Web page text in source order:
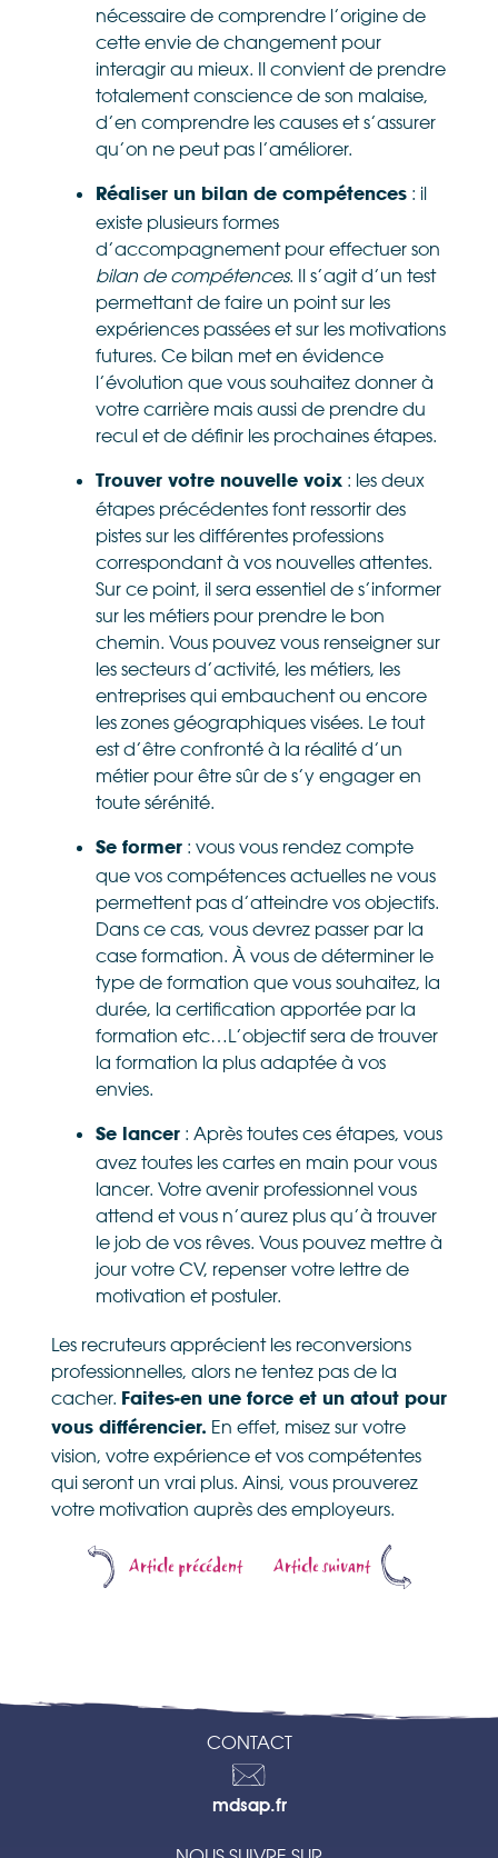
nécessaire de comprendre l’origine de
cette envie de changement pour
interagir au mieux. Il convient de prendre
totalement conscience de son malaise,
d’en comprendre les causes et s’assurer
qu’on ne peut pas l’améliorer.
Réaliser un bilan de compétences: il
existe plusieurs formes
d’accompagnement pour effectuer son
bilan de compétences. Il s’agit d’un test
permettant de faire un point sur les
expériences passées et sur les motivations
futures. Ce bilan met en évidence
l’évolution que vous souhaitez donner à
votre carrière mais aussi de prendre du
recul et de définir les prochaines étapes.
Trouver votre nouvelle voix: les deux
étapes précédentes font ressortir des
pistes sur les différentes professions
correspondant à vos nouvelles attentes.
Sur ce point, il sera essentiel de s’informer
sur les métiers pour prendre le bon
chemin. Vous pouvez vous renseigner sur
les secteurs d’activité, les métiers, les
entreprises qui embauchent ou encore
les zones géographiques visées. Le tout
est d’être confronté à la réalité d’un
métier pour être sûr de s’y engager en
toute sérénité.
Se former: vous vous rendez compte
que vos compétences actuelles ne vous
permettent pas d’atteindre vos objectifs.
Dans ce cas, vous devrez passer par la
case formation. À vous de déterminer le
type de formation que vous souhaitez, la
durée, la certification apportée par la
formation etc…L’objectif sera de trouver
la formation la plus adaptée à vos
envies.
Se lancer: Après toutes ces étapes, vous
avez toutes les cartes en main pour vous
lancer. Votre avenir professionnel vous
attend et vous n’aurez plus qu’à trouver
le job de vos rêves. Vous pouvez mettre à
jour votre CV, repenser votre lettre de
motivation et postuler.
Les recruteurs apprécient les reconversions
professionnelles, alors ne tentez pas de la
cacher. Faites-en une force et un atout pour
vous différencier. En effet, misez sur votre
vision, votre expérience et vos compétentes
qui seront un vrai plus. Ainsi, vous prouverez
votre motivation auprès des employeurs.
Article précédent Article suivant
CONTACT
Contactez-
mdsap.fr